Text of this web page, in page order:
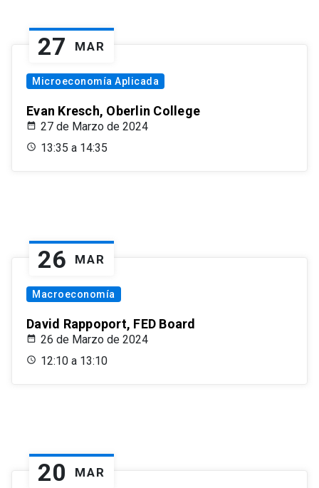
27 MAR
Microeconomía Aplicada
Evan Kresch, Oberlin College
27 de Marzo de 2024
13:35 a 14:35
26 MAR
Macroeconomía
David Rappoport, FED Board
26 de Marzo de 2024
12:10 a 13:10
20 MAR